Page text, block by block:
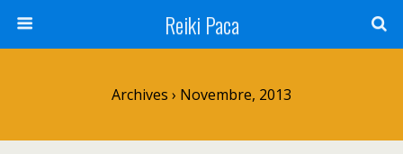
Reiki Paca
Archives › Novembre, 2013